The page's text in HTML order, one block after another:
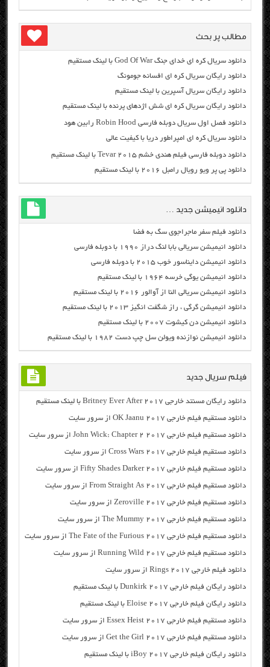
مطالب پر بحث
دانلود سریال کره ای خدای جنگ God Of War با لینک مستقیم
دانلود رایگان سریال کره ای افسانه جومونگ
دانلود رایگان سریال آسپرین با لینک مستقیم
دانلود رایگان سریال کره ای شش اژدهای پرنده با لینک مستقیم
دانلود فصل اول سریال دوبله فارسی Robin Hood رابین هود
دانلود سریال کره ای امپراطور دریا با کیفیت عالی
دانلود دوبله فارسی فیلم هندی خشم Tevar ۲۰۱۵ با لینک مستقیم
دانلود پی پر ویو رویال رامبل ۲۰۱۶ با لینک مستقیم
دانلود انیمیشن جدید …
دانلود فیلم سفر ماجراجوی سگ به فضا
دانلود انیمیشن سریالی بابا لنگ دراز ۱۹۹۰ با دوبله فارسی
دانلود انیمیشن دایناسور خوب ۲۰۱۵ با دوبله فارسی
دانلود انیمیشن یوگی خرسه ۱۹۶۴ با لینک مستقیم
دانلود انیمیشن سریالی النا از آوالور ۲۰۱۶ با لینک مستقیم
دانلود انیمیشن گرگی ، راز شگفت انگیز ۲۰۱۳ با لینک مستقیم
دانلود انیمیشن دن کیشوت ۲۰۰۷ با لینک مستقیم
دانلود انیمیشن نوازنده ویولن سل چپ دست ۱۹۸۲ با لینک مستقیم
فیلم سریال جدید
دانلود رایگان مسنتد خارجی Britney Ever After 2017 با لینک مستقیم
دانلود مستقیم فیلم خارجی OK Jaanu 2017 از سرور سایت
دانلود مستقیم فیلم خارجی John Wick: Chapter 2 2017 از سرور سایت
دانلود مستقیم فیلم خارجی Cross Wars 2017 از سرور سایت
دانلود مستقیم فیلم خارجی Fifty Shades Darker 2017 از سرور سایت
دانلود مستقیم فیلم خارجی From Straight As 2017 از سرور سایت
دانلود مستقیم فیلم خارجی Zeroville 2017 از سرور سایت
دانلود مستقیم فیلم خارجی The Mummy 2017 از سرور سایت
دانلود مستقیم فیلم خارجی The Fate of the Furious 2017 از سرور سایت
دانلود مستقیم فیلم خارجی Running Wild 2017 از سرور سایت
دانلود فیلم خارجی Rings 2017 از سرور سایت
دانلود رایگان فیلم خارجی Dunkirk 2017 با لینک مستقیم
دانلود رایگان فیلم خارجی Eloise 2017 با لینک مستقیم
دانلود مستقیم فیلم خارجی Essex Heist 2017 از سرور سایت
دانلود مستقیم فیلم خارجی Get the Girl 2017 از سرور سایت
دانلود رایگان فیلم خارجی iBoy 2017 با لینک مستقیم